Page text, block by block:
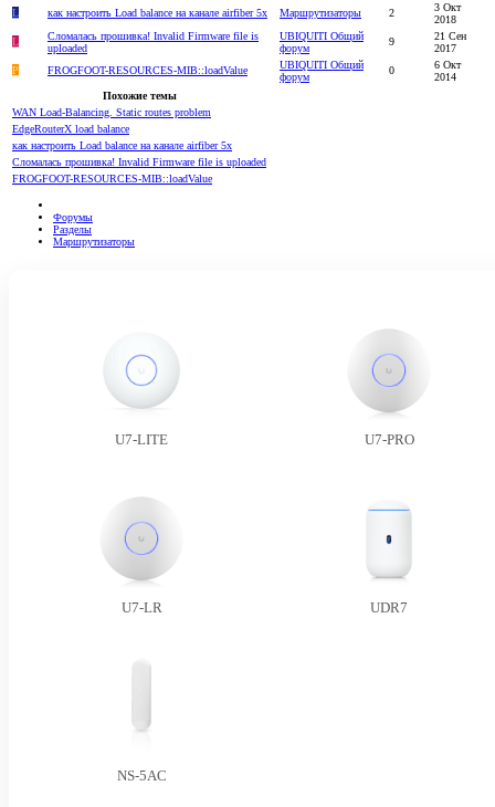
L
как настроить Load balance на канале airfiber 5x Маршрутизаторы 2
3 Окт
2018
L
Сломалась прошивка! Invalid Firmware file is
uploaded
UBIQUITI Общий
форум
9
21 Сен
2017
P
FROGFOOT-RESOURCES-MIB::loadValue
UBIQUITI Общий
форум
0
6 Окт
2014
Похожие темы
WAN Load-Balancing. Static routes problem
EdgeRouterX load balance
как настроить Load balance на канале airfiber 5x
Сломалась прошивка! Invalid Firmware file is uploaded
FROGFOOT-RESOURCES-MIB::loadValue
Форумы
Разделы
Маршрутизаторы
U7-LITE U7-PRO
U7-LR UDR7
NS-5AC